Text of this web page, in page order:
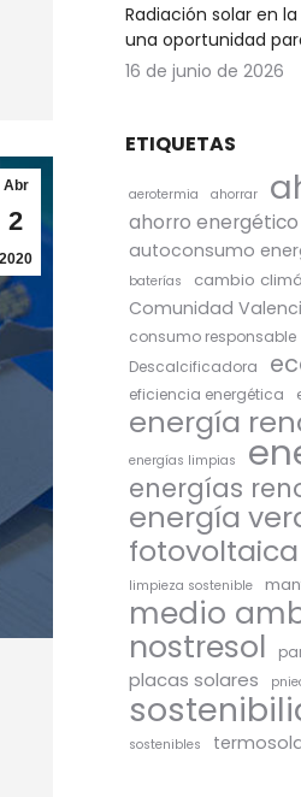
Abr
2
2020
Radiación solar en
una oportunidad
16 de junio de 2026
ETIQUETAS
aerotermia ahorrar
ahorro energético
autoconsumo
baterías
cambio
Comunidad
consumo responsable
Descalcificadora
eficiencia energética
energía
energías limpias
energías
energía
fotovoltaica
limpieza sostenible
medio
nostresol
placas solares
sostenibles